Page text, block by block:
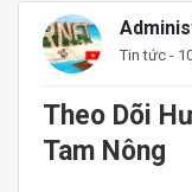
Tin tức -
Theo Dõi
Tam Nông